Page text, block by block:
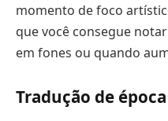
momento de foco
que você consegue
em fones ou quando
Tradução de